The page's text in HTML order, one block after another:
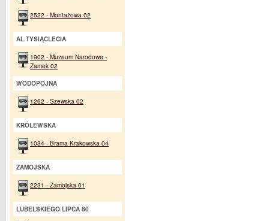
2522 - Montażowa 02
AL.TYSIĄCLECIA
1902 - Muzeum Narodowe -
Zamek 02
WODOPOJNA
1262 - Szewska 02
KRÓLEWSKA
1034 - Brama Krakowska 04
ZAMOJSKA
2231 - Zamojska 01
LUBELSKIEGO LIPCA 80